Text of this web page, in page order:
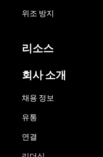
위조 방지
리소스
회사 소개
채용 정보
유통
연결